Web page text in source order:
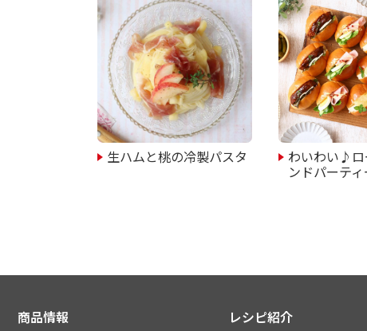
生ハムと桃の冷製パスタ わいわい♪
ンドパーティ
商品情報 レシピ紹介